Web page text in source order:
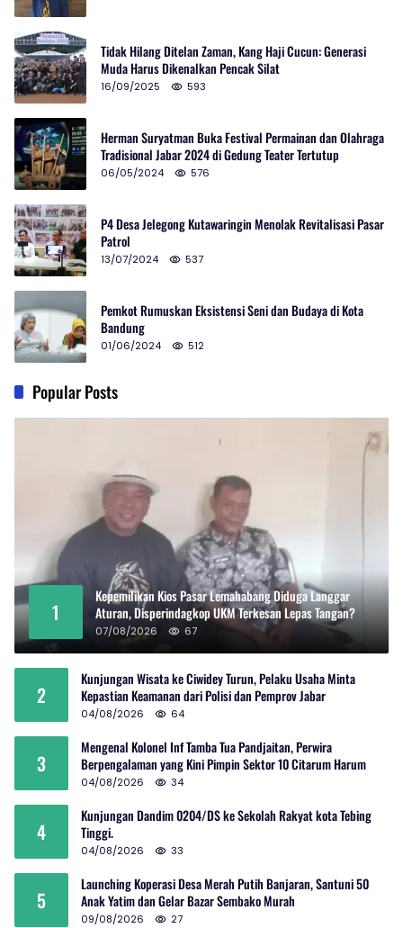
Tidak Hilang Ditelan Zaman, Kang Haji Cucun: Generasi
Muda Harus Dikenalkan Pencak Silat
16/09/2025 593
Herman Suryatman Buka Festival Permainan dan Olahraga
Tradisional Jabar 2024 di Gedung Teater Tertutup
06/05/2024 576
P4 Desa Jelegong Kutawaringin Menolak Revitalisasi Pasar
Patrol
13/07/2024 537
Pemkot Rumuskan Eksistensi Seni dan Budaya di Kota
Bandung
01/06/2024 512
Popular Posts
1
Kepemilikan Kios Pasar Lemahabang Diduga Langgar
Aturan, Disperindagkop UKM Terkesan Lepas Tangan?
07/08/2026 67
2
Kunjungan Wisata ke Ciwidey Turun, Pelaku Usaha Minta
Kepastian Keamanan dari Polisi dan Pemprov Jabar
04/08/2026 64
3
Mengenal Kolonel Inf Tamba Tua Pandjaitan, Perwira
Berpengalaman yang Kini Pimpin Sektor 10 Citarum Harum
04/08/2026 34
4
Kunjungan Dandim 0204/DS ke Sekolah Rakyat kota Tebing
Tinggi.
04/08/2026 33
5
Launching Koperasi Desa Merah Putih Banjaran, Santuni 50
Anak Yatim dan Gelar Bazar Sembako Murah
09/08/2026 27